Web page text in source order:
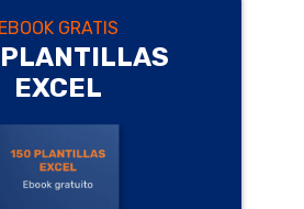
EXCEL
EBOOK GRATIS